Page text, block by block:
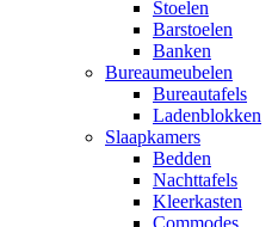
Stoelen
Barstoelen
Banken
Bureaumeubelen
Bureautafels
Ladenblokken
Slaapkamers
Bedden
Nachttafels
Kleerkasten
Commodes